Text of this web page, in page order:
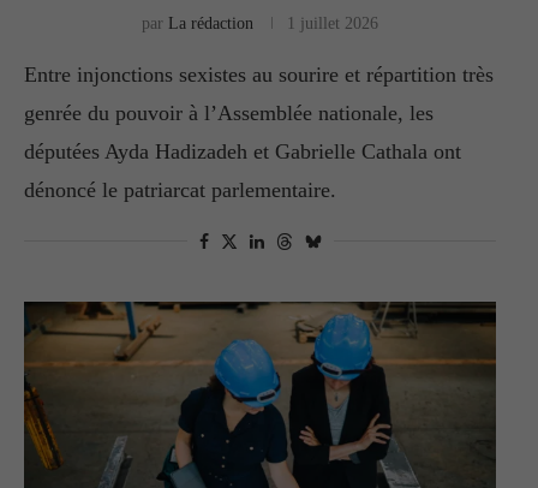
par La rédaction 1 juillet 2026
Entre injonctions sexistes au sourire et répartition très
genrée du pouvoir à l’Assemblée nationale, les
députées Ayda Hadizadeh et Gabrielle Cathala ont
dénoncé le patriarcat parlementaire.